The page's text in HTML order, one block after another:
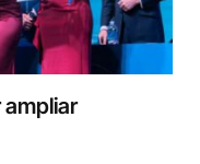
ampliar